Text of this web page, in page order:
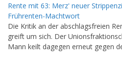
Rente mit 63: Merz' neuer
Frührenten-Machtwort
Die Kritik an der abschlagsfreien
greift um sich. Der
Mann keilt dagegen erneut gegen